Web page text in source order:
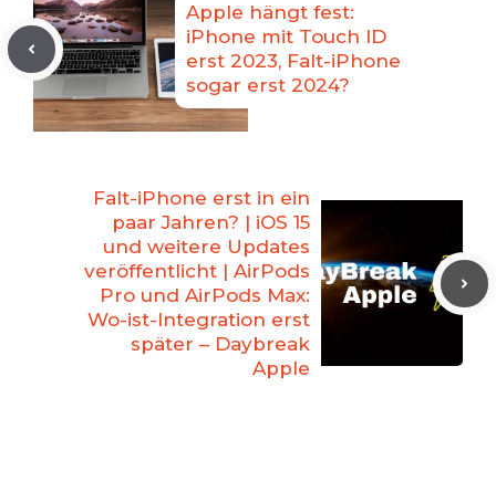
Apple hängt fest:
iPhone mit Touch ID
erst 2023, Falt-iPhone
sogar erst 2024?
Falt-iPhone erst in ein
paar Jahren? | iOS 15
und weitere Updates
veröffentlicht | AirPods
Pro und AirPods Max:
Wo-ist-Integration erst
später – Daybreak
Apple